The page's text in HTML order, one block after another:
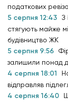
податкових
5 серпня 12:43 З
стягують майже
будівництво ЖК
5 серпня 9:56
залишили понад
4 серпня 18:01
відправляв
4 серпня 16:40